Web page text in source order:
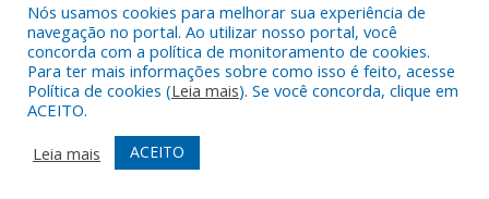
Todos os direitos reservados a Prefeitura Municipal de
Itupiranga.
Mapa do Site
Acessar Área Administrativa
Acessar Webmail
Nós usamos cookies para melhorar sua experiência de
navegação no portal. Ao utilizar nosso portal, você
concorda com a política de monitoramento de cookies.
Para ter mais informações sobre como isso é feito, acesse
Política de cookies (Leia mais). Se você concorda, clique em
ACEITO.
Leia mais
ACEITO